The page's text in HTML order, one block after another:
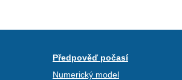
Předpověď počasí
Numerický model